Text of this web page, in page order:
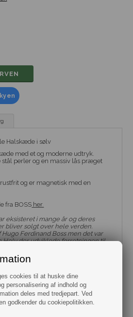
cookies til at huske dine
personalisering af indhold og
deles med tredjepart. Ved
godkender du cookiepolitikken.
Halskæde i sølv
med et og moderne udtryk.
perler og en massiv lås præget
og er magnetisk med en
fra BOSS her.
eksisteret i mange år og deres
bliver solgt over hele verden.
Ferdinand Boss men det var
Holy der udviklede forretningen til
dengang er Hugo Boss
større og i 1996 så de første ure
designs har Hugo Boss været
i mange år og vil være det mange